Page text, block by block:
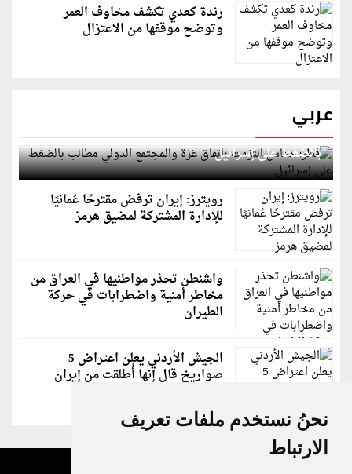
نحنُ نستخدم ملفات تعريف
الارتباط
رندة كعدي تكشف مخاوف العمر
وتوضح موقفها من الاعتزال
عربي
قطر: حماس التزمت باتفاق غزة والمجتمع الدولي مطالب
بالضغط على إسرائيل
رويترز: إيران ترفض مقترحًا عُمانيًا
للإدارة المشتركة لمضيق هرمز
واشنطن تحذر مواطنيها في العراق من
مخاطر أمنية واضطرابات في حركة
الطيران
الجيش الأردني يعلن اعتراض 5
صواريخ قال إنها أُطلقت من إيران